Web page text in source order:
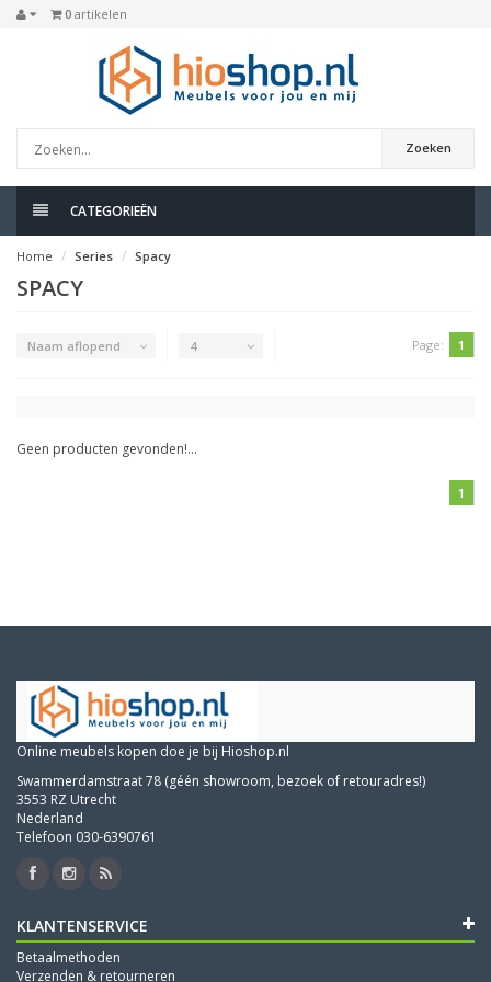
0 artikelen
Zoeken
CATEGORIEËN
Home Series Spacy
SPACY
Naam aflopend 4 Page: 1
Geen producten gevonden!...
1
Online meubels kopen doe je bij Hioshop.nl
Swammerdamstraat 78 (géén showroom, bezoek of retouradres!)
3553 RZ Utrecht
Nederland
Telefoon 030-6390761
KLANTENSERVICE
Betaalmethoden
Verzenden & retourneren